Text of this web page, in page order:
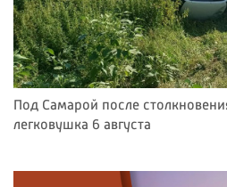
Под Самарой после
легковушка 6 августа